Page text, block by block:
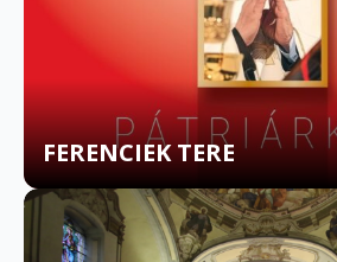
FERENCIEK TERE